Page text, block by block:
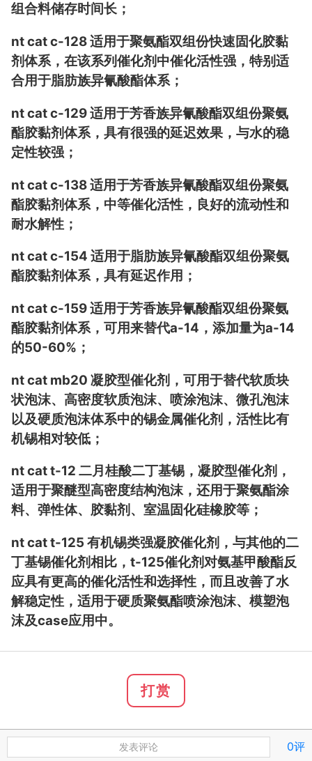
组合料储存时间长；
nt cat c-128 适用于聚氨酯双组份快速固化胶黏
剂体系，在该系列催化剂中催化活性强，特别适
合用于脂肪族异氰酸酯体系；
nt cat c-129 适用于芳香族异氰酸酯双组份聚氨
酯胶黏剂体系，具有很强的延迟效果，与水的稳
定性较强；
nt cat c-138 适用于芳香族异氰酸酯双组份聚氨
酯胶黏剂体系，中等催化活性，良好的流动性和
耐水解性；
nt cat c-154 适用于脂肪族异氰酸酯双组份聚氨
酯胶黏剂体系，具有延迟作用；
nt cat c-159 适用于芳香族异氰酸酯双组份聚氨
酯胶黏剂体系，可用来替代a-14，添加量为a-14
的50-60%；
nt cat mb20 凝胶型催化剂，可用于替代软质块
状泡沫、高密度软质泡沫、喷涂泡沫、微孔泡沫
以及硬质泡沫体系中的锡金属催化剂，活性比有
机锡相对较低；
nt cat t-12 二月桂酸二丁基锡，凝胶型催化剂，
适用于聚醚型高密度结构泡沫，还用于聚氨酯涂
料、弹性体、胶黏剂、室温固化硅橡胶等；
nt cat t-125 有机锡类强凝胶催化剂，与其他的二
丁基锡催化剂相比，t-125催化剂对氨基甲酸酯反
应具有更高的催化活性和选择性，而且改善了水
解稳定性，适用于硬质聚氨酯喷涂泡沫、模塑泡
沫及case应用中。
打赏
发表评论 0评